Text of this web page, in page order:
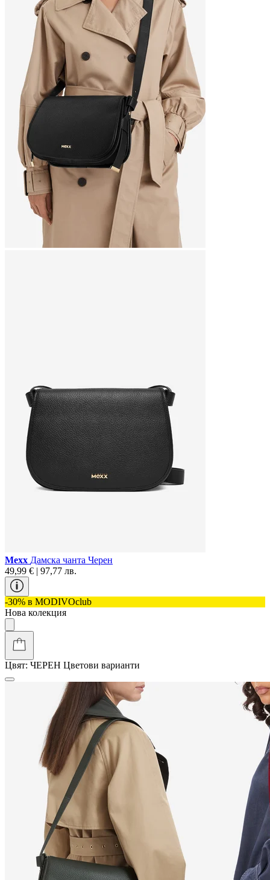
Mexx Дамска чанта Черен
49,99 € | 97,77 лв.
-30% в MODIVOclub
Нова колекция
Цвят: ЧЕРЕН Цветови варианти